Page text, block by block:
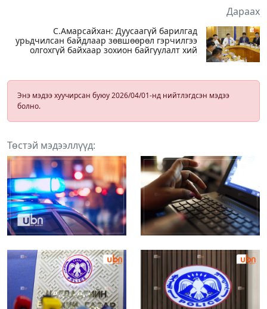
Дараах
С.Амарсайхан: Дуусаагүй барилгад
урьдчилсан байдлаар зөвшөөрөл гэрчилгээ
олгохгүй байхаар зохион байгуулалт хий
Энэ мэдээ хуучирсан буюу 2026/04/01-нд нийтлэгдсэн мэдээ
болно.
Төстэй мэдээллүүд: